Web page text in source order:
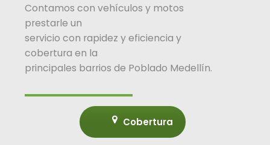
Contamos con vehículos y motos
prestarle un
servicio con rapidez y eficiencia y
cobertura en la
principales barrios de Poblado Medellín.
Cobertura